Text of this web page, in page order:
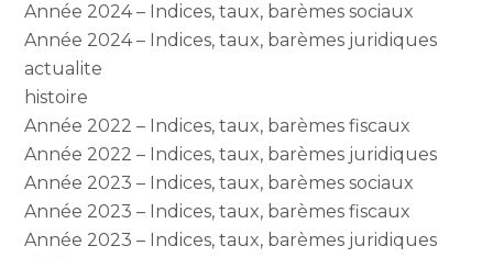
Année 2024 – Indices, taux, barèmes sociaux
Année 2024 – Indices, taux, barèmes juridiques
actualite
histoire
Année 2022 – Indices, taux, barèmes fiscaux
Année 2022 – Indices, taux, barèmes juridiques
Année 2023 – Indices, taux, barèmes sociaux
Année 2023 – Indices, taux, barèmes fiscaux
Année 2023 – Indices, taux, barèmes juridiques